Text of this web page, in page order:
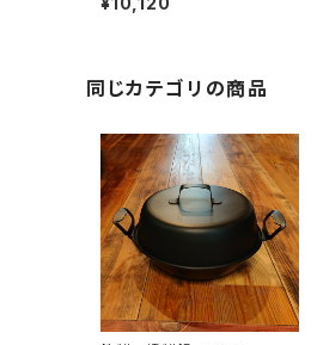
同じカテゴリの商品